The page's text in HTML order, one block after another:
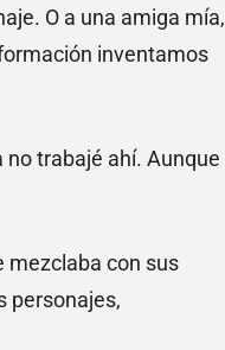
O a una amiga mía,
inventamos
no trabajé ahí. Aunque
mezclaba con sus
personajes,